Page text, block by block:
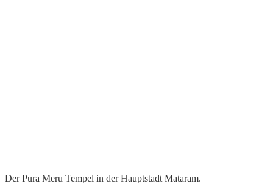
Der Pura Meru Tempel in der Hauptstadt Mataram.